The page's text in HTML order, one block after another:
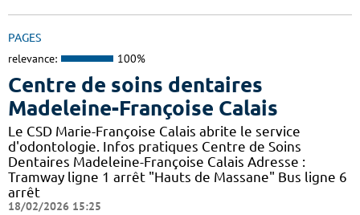
PAGES
relevance: 100%
Centre de soins dentaires
Madeleine-Françoise Calais
Le CSD Marie-Françoise Calais abrite le service
d'odontologie. Infos pratiques Centre de Soins
Dentaires Madeleine-Françoise Calais Adresse :
Tramway ligne 1 arrêt "Hauts de Massane" Bus ligne 6
arrêt
18/02/2026 15:25